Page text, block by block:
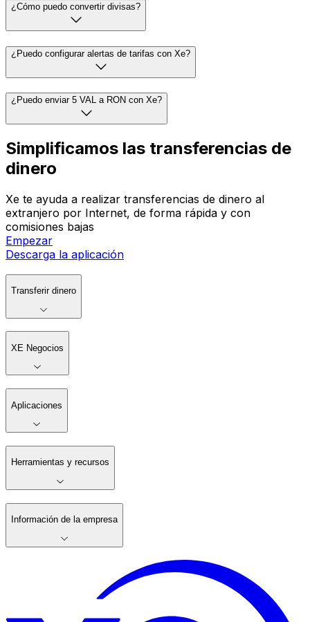
¿Cómo puedo convertir divisas?
¿Puedo configurar alertas de tarifas con Xe?
¿Puedo enviar 5 VAL a RON con Xe?
Simplificamos las transferencias de
dinero
Xe te ayuda a realizar transferencias de dinero al
extranjero por Internet, de forma rápida y con
comisiones bajas
Empezar
Descarga la aplicación
Transferir dinero
XE Negocios
Aplicaciones
Herramientas y recursos
Información de la empresa